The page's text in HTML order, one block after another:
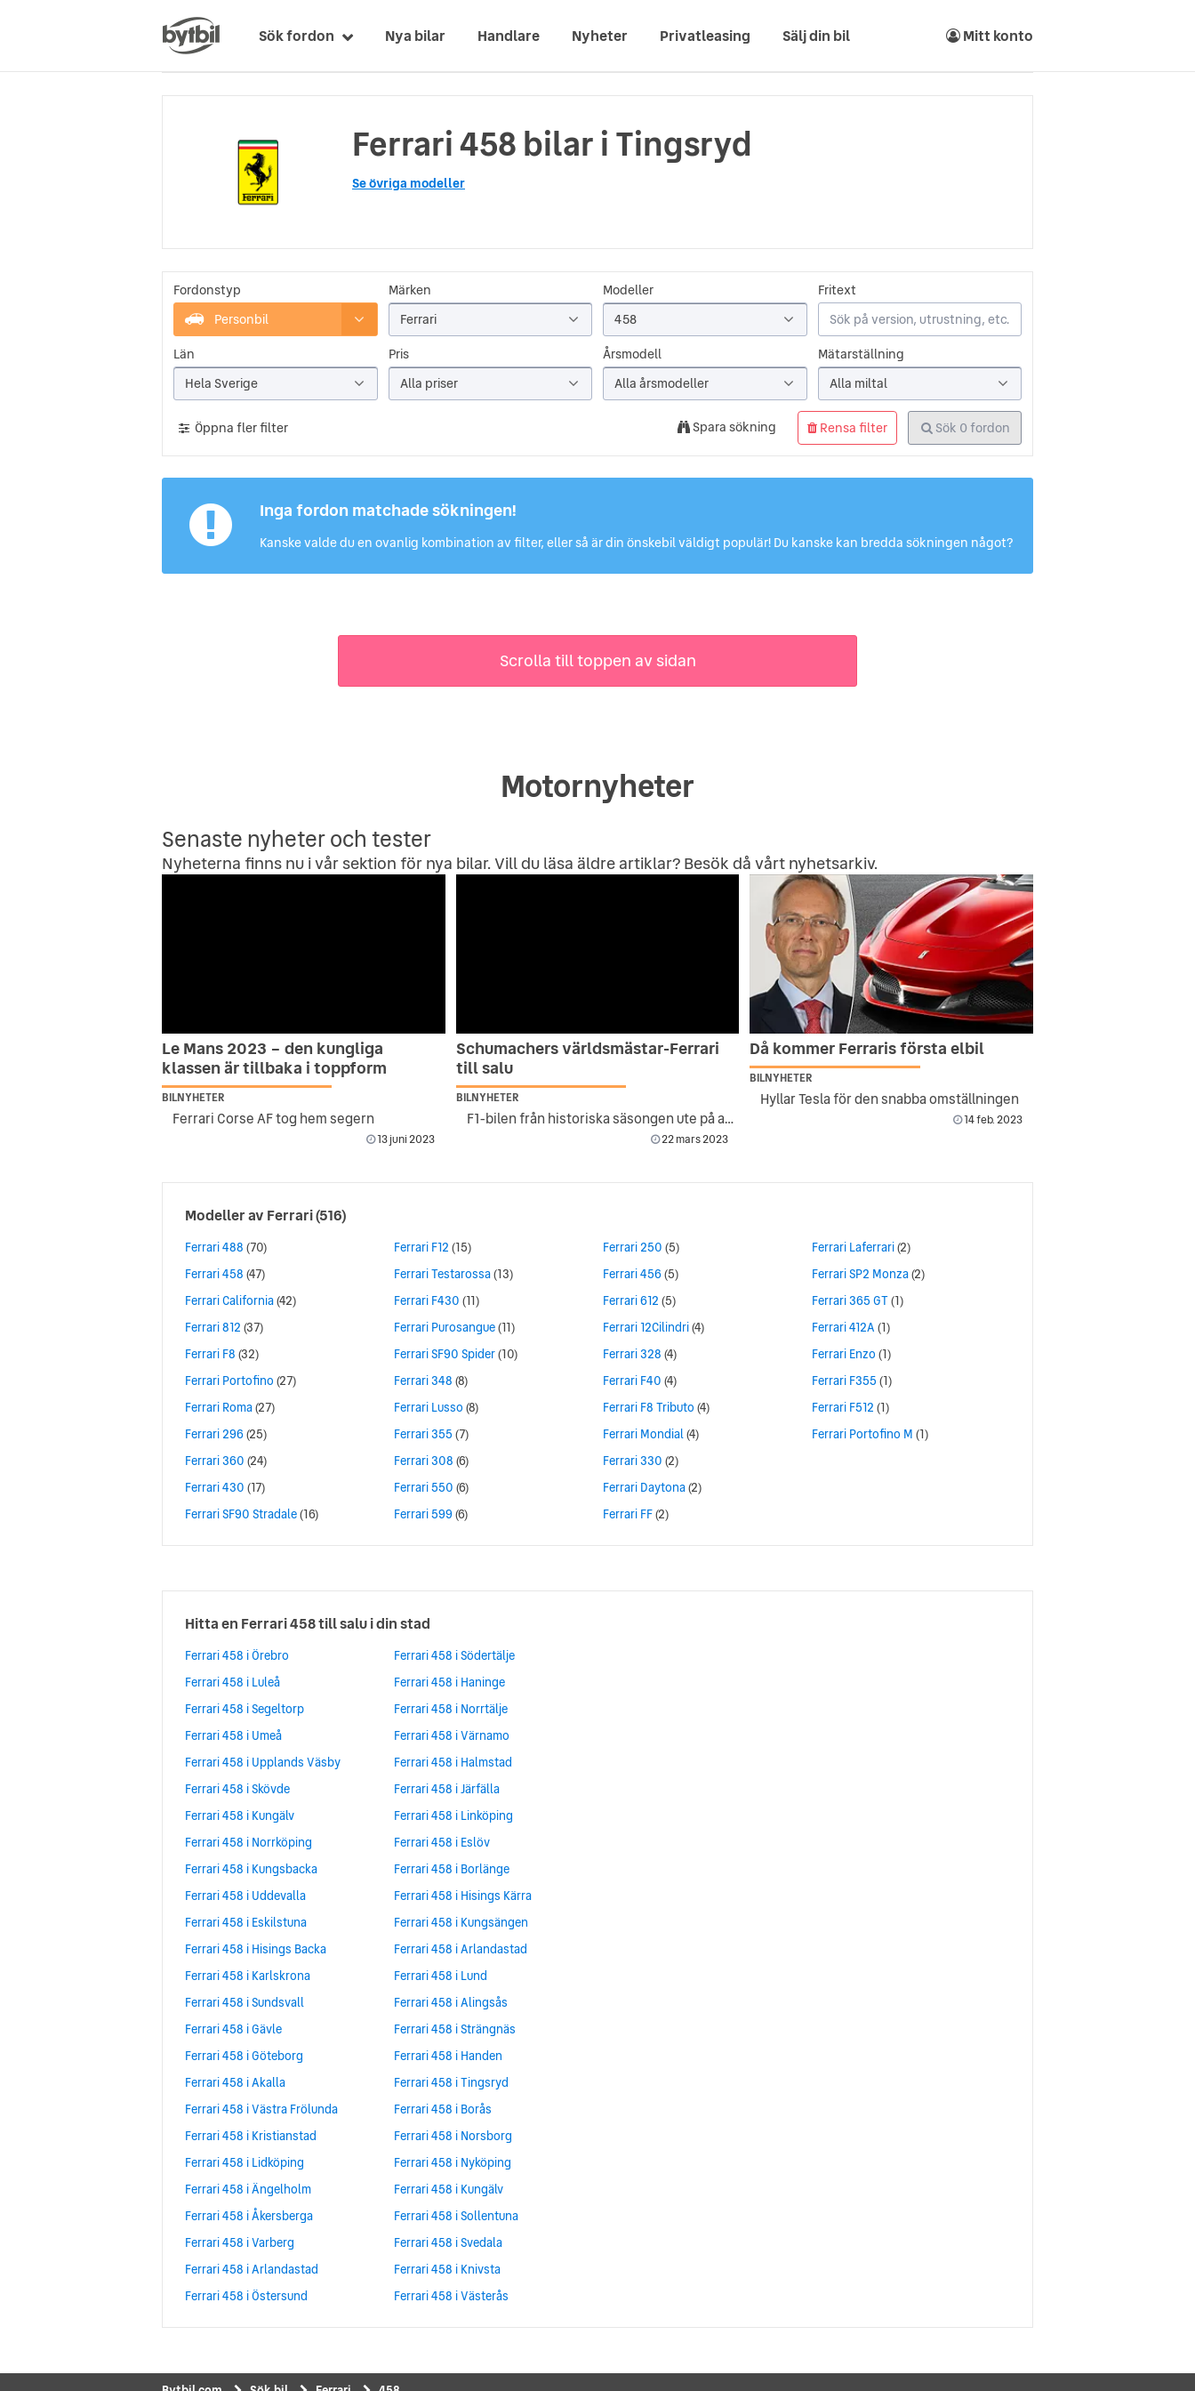
Sök fordon Nya bilar Handlare Nyheter Privatleasing Sälj din bil Mitt konto
Ferrari 458 bilar i Tingsryd
Se övriga modeller
Fordonstyp
Personbil
Märken
Ferrari
Modeller
458
Fritext
Län
Hela Sverige
Pris
Alla priser
Årsmodell
Alla årsmodeller
Mätarställning
Alla miltal
Öppna fler filter Spara sökning Rensa filter Sök 0 fordon
Inga fordon matchade sökningen!
Kanske valde du en ovanlig kombination av filter, eller så är din önskebil väldigt populär! Du kanske kan bredda sökningen något?
Scrolla till toppen av sidan
Motornyheter
Senaste nyheter och tester
Nyheterna finns nu i vår sektion för nya bilar. Vill du läsa äldre artiklar? Besök då vårtnyhetsarkiv.
Le Mans 2023 – den kungliga
klassen är tillbaka i toppform
BILNYHETER
Ferrari Corse AF tog hem segern
13 juni 2023
Schumachers världsmästar-Ferrari
till salu
BILNYHETER
F1-bilen från historiska säsongen ute på auktion
22 mars 2023
Då kommer Ferraris första elbil
BILNYHETER
Hyllar Tesla för den snabba omställningen
14 feb. 2023
Modeller av Ferrari(516)
Ferrari 488 (70)
Ferrari 458 (47)
Ferrari California(42)
Ferrari 812 (37)
Ferrari F8 (32)
Ferrari Portofino (27)
Ferrari Roma(27)
Ferrari 296(25)
Ferrari 360 (24)
Ferrari 430 (17)
Ferrari SF90 Stradale(16)
Ferrari F12 (15)
Ferrari Testarossa(13)
Ferrari F430 (11)
Ferrari Purosangue(11)
Ferrari SF90 Spider(10)
Ferrari 348 (8)
Ferrari Lusso (8)
Ferrari 355 (7)
Ferrari 308 (6)
Ferrari 550 (6)
Ferrari 599(6)
Ferrari 250 (5)
Ferrari 456(5)
Ferrari 612 (5)
Ferrari 12Cilindri(4)
Ferrari 328 (4)
Ferrari F40 (4)
Ferrari F8 Tributo (4)
Ferrari Mondial(4)
Ferrari 330 (2)
Ferrari Daytona(2)
Ferrari FF(2)
Ferrari Laferrari(2)
Ferrari SP2 Monza(2)
Ferrari 365 GT(1)
Ferrari 412A (1)
Ferrari Enzo (1)
Ferrari F355 (1)
Ferrari F512 (1)
Ferrari Portofino M (1)
Hitta en Ferrari 458 till salu i din stad
Ferrari 458 i Örebro
Ferrari 458 i Luleå
Ferrari 458 i Segeltorp
Ferrari 458 i Umeå
Ferrari 458 i Upplands Väsby
Ferrari 458 i Skövde
Ferrari 458 i Kungälv
Ferrari 458 i Norrköping
Ferrari 458 i Kungsbacka
Ferrari 458 i Uddevalla
Ferrari 458 i Eskilstuna
Ferrari 458 i Hisings Backa
Ferrari 458 i Karlskrona
Ferrari 458 i Sundsvall
Ferrari 458 i Gävle
Ferrari 458 i Göteborg
Ferrari 458 i Akalla
Ferrari 458 i Västra Frölunda
Ferrari 458 i Kristianstad
Ferrari 458 i Lidköping
Ferrari 458 i Ängelholm
Ferrari 458 i Åkersberga
Ferrari 458 i Varberg
Ferrari 458 i Arlandastad
Ferrari 458 i Östersund
Ferrari 458 i Södertälje
Ferrari 458 i Haninge
Ferrari 458 i Norrtälje
Ferrari 458 i Värnamo
Ferrari 458 i Halmstad
Ferrari 458 i Järfälla
Ferrari 458 i Linköping
Ferrari 458 i Eslöv
Ferrari 458 i Borlänge
Ferrari 458 i Hisings Kärra
Ferrari 458 i Kungsängen
Ferrari 458 i Arlandastad
Ferrari 458 i Lund
Ferrari 458 i Alingsås
Ferrari 458 i Strängnäs
Ferrari 458 i Handen
Ferrari 458 i Tingsryd
Ferrari 458 i Borås
Ferrari 458 i Norsborg
Ferrari 458 i Nyköping
Ferrari 458 i Kungälv
Ferrari 458 i Sollentuna
Ferrari 458 i Svedala
Ferrari 458 i Knivsta
Ferrari 458 i Västerås